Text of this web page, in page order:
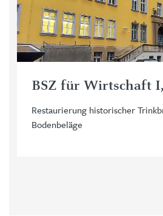
BSZ für Wirtschaft
Restaurierung historischer
Bodenbeläge